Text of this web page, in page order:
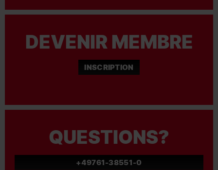
DEVENIR MEMBRE
INSCRIPTION
QUESTIONS?
+49761-38551-0